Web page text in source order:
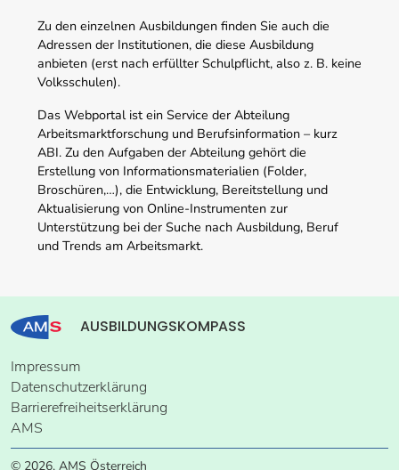
Zu den einzelnen Ausbildungen finden Sie auch die
Adressen der Institutionen, die diese Ausbildung
anbieten (erst nach erfüllter Schulpflicht, also z. B. keine
Volksschulen).
Das Webportal ist ein Service der Abteilung
Arbeitsmarktforschung und Berufsinformation – kurz
ABI. Zu den Aufgaben der Abteilung gehört die
Erstellung von Informationsmaterialien (Folder,
Broschüren,…), die Entwicklung, Bereitstellung und
Aktualisierung von Online-Instrumenten zur
Unterstützung bei der Suche nach Ausbildung, Beruf
und Trends am Arbeitsmarkt.
AUSBILDUNGSKOMPASS
Impressum
Datenschutzerklärung
Barrierefreiheitserklärung
AMS
© 2026, AMS Österreich